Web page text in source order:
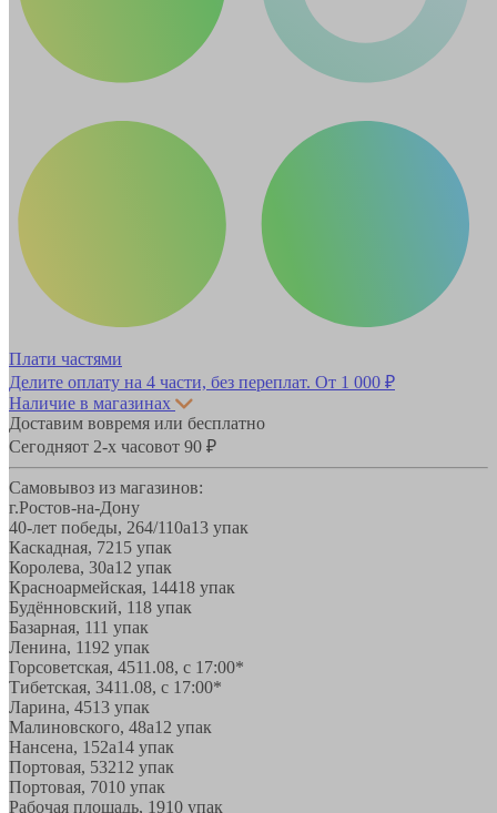
Плати частями
Делите оплату на 4 части, без переплат. От 1 000 ₽
Наличие в магазинах
Доставим вовремя или бесплатно
Сегодняот 2-х часовот 90 ₽
Самовывоз из магазинов:
г.Ростов-на-Дону
40-лет победы, 264/110а13 упак
Каскадная, 7215 упак
Королева, 30а12 упак
Красноармейская, 14418 упак
Будённовский, 118 упак
Базарная, 111 упак
Ленина, 1192 упак
Горсоветская, 4511.08, с 17:00*
Тибетская, 3411.08, с 17:00*
Ларина, 4513 упак
Малиновского, 48а12 упак
Нансена, 152а14 упак
Портовая, 53212 упак
Портовая, 7010 упак
Рабочая площадь, 1910 упак